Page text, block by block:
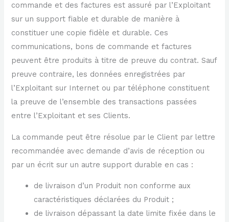
commande et des factures est assuré par l’Exploitant
sur un support fiable et durable de manière à
constituer une copie fidèle et durable. Ces
communications, bons de commande et factures
peuvent être produits à titre de preuve du contrat. Sauf
preuve contraire, les données enregistrées par
l’Exploitant sur Internet ou par téléphone constituent
la preuve de l’ensemble des transactions passées
entre l’Exploitant et ses Clients.
La commande peut être résolue par le Client par lettre
recommandée avec demande d’avis de réception ou
par un écrit sur un autre support durable en cas :
de livraison d’un Produit non conforme aux
caractéristiques déclarées du Produit ;
de livraison dépassant la date limite fixée dans le